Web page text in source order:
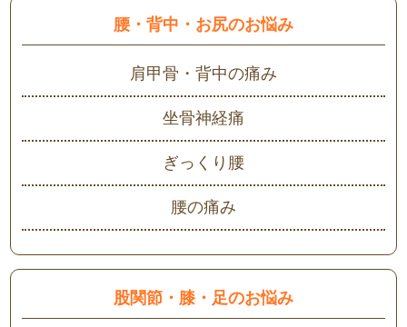
腰・背中・お尻のお悩み
肩甲骨・背中の痛み
坐骨神経痛
ぎっくり腰
腰の痛み
股関節・膝・足のお悩み